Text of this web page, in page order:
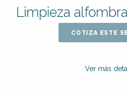
Limpieza
COTIZA ESTE
Ver más